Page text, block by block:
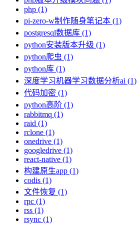
php (1)
pi-zero-w制作随身笔记本 (1)
postgresql数据库 (1)
python安装版本升级 (1)
python爬虫 (1)
python库 (1)
深度学习机器学习数据分析ai (1)
代码加密 (1)
python高阶 (1)
rabbitmq (1)
raid (1)
rclone (1)
onedrive (1)
googledrive (1)
react-native (1)
构建原生app (1)
codis (1)
文件恢复 (1)
rpc (1)
rss (1)
rsync (1)